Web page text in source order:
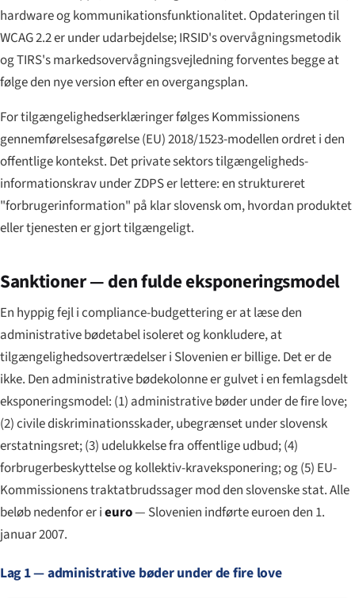
hardware og kommunikationsfunktionalitet. Opdateringen til
WCAG 2.2 er under udarbejdelse; IRSID's overvågningsmetodik
og TIRS's markedsovervågningsvejledning forventes begge at
følge den nye version efter en overgangsplan.
For tilgængelighedserklæringer følges Kommissionens
gennemførelsesafgørelse (EU) 2018/1523-modellen ordret i den
offentlige kontekst. Det private sektors tilgængeligheds-
informationskrav under ZDPS er lettere: en struktureret
"forbrugerinformation" på klar slovensk om, hvordan produktet
eller tjenesten er gjort tilgængeligt.
Sanktioner — den fulde eksponeringsmodel
En hyppig fejl i compliance-budgettering er at læse den
administrative bødetabel isoleret og konkludere, at
tilgængelighedsovertrædelser i Slovenien er billige. Det er de
ikke. Den administrative bødekolonne er gulvet i en femlagsdelt
eksponeringsmodel: (1) administrative bøder under de fire love;
(2) civile diskriminationsskader, ubegrænset under slovensk
erstatningsret; (3) udelukkelse fra offentlige udbud; (4)
forbrugerbeskyttelse og kollektiv-kraveksponering; og (5) EU-
Kommissionens traktatbrudssager mod den slovenske stat. Alle
beløb nedenfor er ieuro— Slovenien indførte euroen den 1.
januar 2007.
Lag 1 — administrative bøder under de fire love